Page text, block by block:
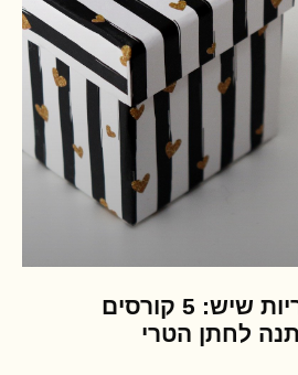
המתנות הכי מקוריות שיש: 5 קורסים
לחתן הטרי